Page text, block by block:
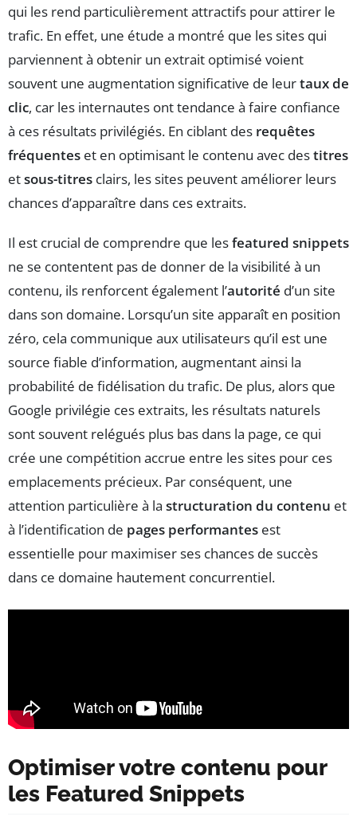
qui les rend particulièrement attractifs pour attirer le
trafic. En effet, une étude a montré que les sites qui
parviennent à obtenir un extrait optimisé voient
souvent une augmentation significative de leurtaux de
clic, car les internautes ont tendance à faire confiance
à ces résultats privilégiés. En ciblant des requêtes
fréquentes et en optimisant le contenu avec destitres
etsous-titres clairs, les sites peuvent améliorer leurs
chances d’apparaître dans ces extraits.
Il est crucial de comprendre que lesfeatured snippets
ne se contentent pas de donner de la visibilité à un
contenu, ils renforcent également l’autorité d’un site
dans son domaine. Lorsqu’un site apparaît en position
zéro, cela communique aux utilisateurs qu’il est une
source fiable d’information, augmentant ainsi la
probabilité de fidélisation du trafic. De plus, alors que
Google privilégie ces extraits, les résultats naturels
sont souvent relégués plus bas dans la page, ce qui
crée une compétition accrue entre les sites pour ces
emplacements précieux. Par conséquent, une
attention particulière à la structuration du contenu et
à l’identification de pages performantes est
essentielle pour maximiser ses chances de succès
dans ce domaine hautement concurrentiel.
Optimiser votre contenu pour
les Featured Snippets